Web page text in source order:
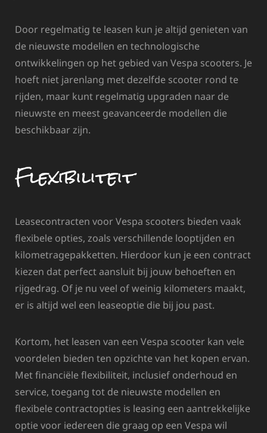
Door regelmatig te leasen kun je altijd genieten van
de nieuwste modellen en technologische
ontwikkelingen op het gebied van Vespa scooters. Je
hoeft niet jarenlang met dezelfde scooter rond te
rijden, maar kunt regelmatig upgraden naar de
nieuwste en meest geavanceerde modellen die
beschikbaar zijn.
Flexibiliteit
Leasecontracten voor Vespa scooters bieden vaak
flexibele opties, zoals verschillende looptijden en
kilometragepakketten. Hierdoor kun je een contract
kiezen dat perfect aansluit bij jouw behoeften en
rijgedrag. Of je nu veel of weinig kilometers maakt,
er is altijd wel een leaseoptie die bij jou past.
Kortom, het leasen van een Vespa scooter kan vele
voordelen bieden ten opzichte van het kopen ervan.
Met financiële flexibiliteit, inclusief onderhoud en
service, toegang tot de nieuwste modellen en
flexibele contractopties is leasing een aantrekkelijke
optie voor iedereen die graag op een Vespa wil